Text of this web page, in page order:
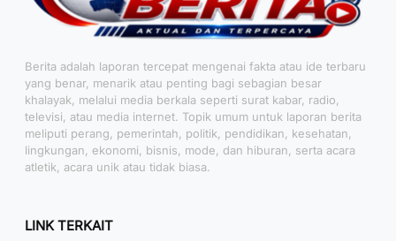
Berita adalah laporan tercepat mengenai fakta atau ide terbaru
yang benar, menarik atau penting bagi sebagian besar
khalayak, melalui media berkala seperti surat kabar, radio,
televisi, atau media internet. Topik umum untuk laporan berita
meliputi perang, pemerintah, politik, pendidikan, kesehatan,
lingkungan, ekonomi, bisnis, mode, dan hiburan, serta acara
atletik, acara unik atau tidak biasa.
LINK TERKAIT